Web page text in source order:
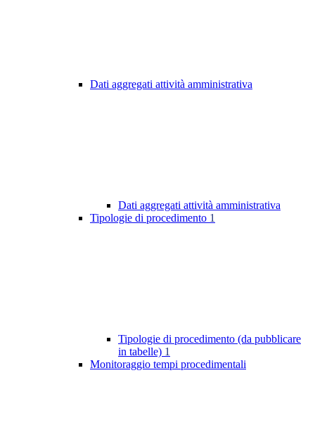
Dati aggregati attività amministrativa
Dati aggregati attività amministrativa
Tipologie di procedimento 1
Tipologie di procedimento (da pubblicare
in tabelle) 1
Monitoraggio tempi procedimentali